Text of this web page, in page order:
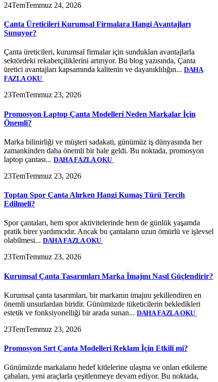
24TemTemmuz 24, 2026
Çanta Üreticileri Kurumsal Firmalara Hangi Avantajları
Sunuyor?
Çanta üreticileri, kurumsal firmalar için sundukları avantajlarla
sektördeki rekabetçiliklerini artırıyor. Bu blog yazısında, Çanta
üretici avantajları kapsamında kalitenin ve dayanıklılığın... DAHA
FAZLA OKU
23TemTemmuz 23, 2026
Promosyon Laptop Çanta Modelleri Neden Markalar İçin
Önemli?
Marka bilinirliği ve müşteri sadakati, günümüz iş dünyasında her
zamankinden daha önemli bir hale geldi. Bu noktada, promosyon
laptop çantası... DAHA FAZLA OKU
23TemTemmuz 23, 2026
Toptan Spor Çanta Alırken Hangi Kumaş Türü Tercih
Edilmeli?
Spor çantaları, hem spor aktivitelerinde hem de günlük yaşamda
pratik birer yardımcıdır. Ancak bu çantaların uzun ömürlü ve işlevsel
olabilmesi... DAHA FAZLA OKU
23TemTemmuz 23, 2026
Kurumsal Çanta Tasarımları Marka İmajını Nasıl Güçlendirir?
Kurumsal çanta tasarımları, bir markanın imajını şekillendiren en
önemli unsurlardan biridir. Günümüzde tüketicilerin bekledikleri
estetik ve fonksiyonelliği bir arada sunan... DAHA FAZLA OKU
23TemTemmuz 23, 2026
Promosyon Sırt Çanta Modelleri Reklam İçin Etkili mi?
Günümüzde markaların hedef kitlelerine ulaşma ve onları etkileme
çabaları, yeni araçlarla çeşitlenmeye devam ediyor. Bu noktada,